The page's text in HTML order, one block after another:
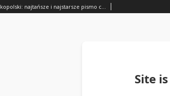
Goniec Wielkopolski: najtańsze i najstarsze pismo codzienne dla wszystkich stanów 1915.08.14 R.38 Nr184